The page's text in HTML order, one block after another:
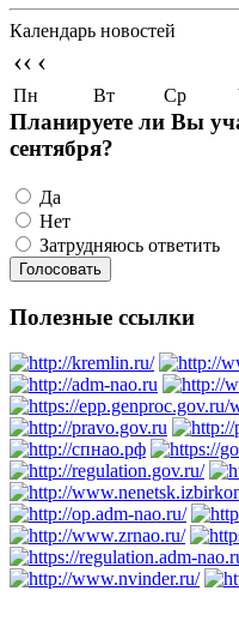
Календарь новостей
‹‹ ‹
Пн Вт Ср
Планируете ли Вы
сентября?
Да
Нет
Затрудняюсь ответить
Полезные ссылки